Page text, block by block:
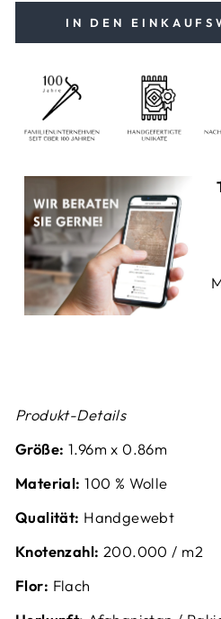
IN DEN
Produkt-Details
Größe: 1.96m x 0.86m
Material: 100 % Wolle
Qualität: Handgewebt
Knotenzahl: 200.000 / m2
Flor: Flach